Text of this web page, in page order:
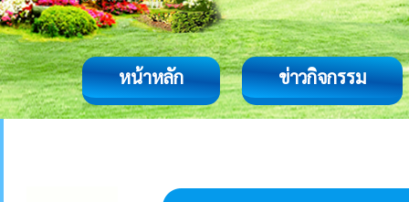
หน้าหลัก ข่าวกิจกรรม